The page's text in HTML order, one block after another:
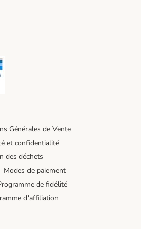
Method
Method
Générales de Vente
et confidentialité
des déchets
Modes de paiement
de fidélité
d'affiliation